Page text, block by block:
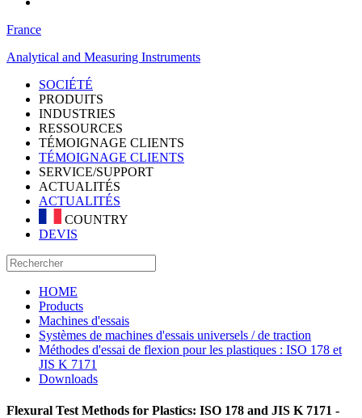
France
Analytical and Measuring Instruments
SOCIÉTÉ
PRODUITS
INDUSTRIES
RESSOURCES
TÉMOIGNAGE CLIENTS
TÉMOIGNAGE CLIENTS
SERVICE/SUPPORT
ACTUALITÉS
ACTUALITÉS
COUNTRY
DEVIS
HOME
Products
Machines d'essais
Systèmes de machines d'essais universels / de traction
Méthodes d'essai de flexion pour les plastiques : ISO 178 et
JIS K 7171
Downloads
Flexural Test Methods for Plastics: ISO 178 and JIS K 7171 -